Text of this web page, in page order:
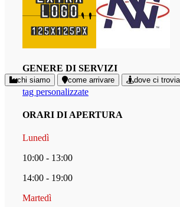
chi siamo come arrivare dove ci
GENERE DI SERVIZI
tag personalizzate
ORARI DI APERTURA
Lunedì
10:00 - 13:00
14:00 - 19:00
Martedì